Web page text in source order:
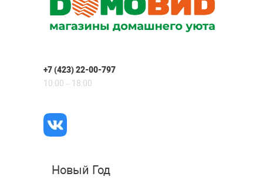
+7 (423) 22-00-797
10:00 – 18:00
Новый Год